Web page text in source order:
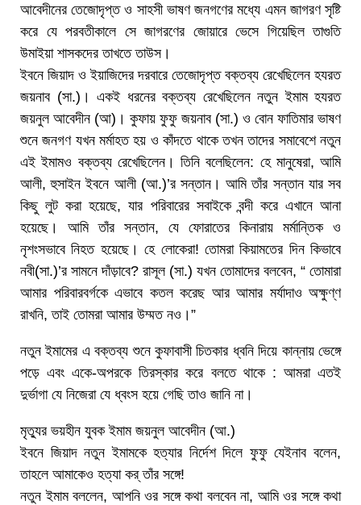
আবেদীনের তেজোদৃপ্ত ও সাহসী ভাষণ জনগণের মধ্যে এমন জাগরণ সৃষ্টি
করে যে পরবতীকালে সে জাগরণের জোয়ারে ভেসে গিয়েছিল তাগুতি
উমাইয়া শাসকদের তাখতে তাউস।
ইবনে জিয়াদ ও ইয়াজিদের দরবারে তেজোদৃপ্ত বক্তব্য রেখেছিলেন হযরত
জয়নাব (সা.)। একই ধরনের বক্তব্য রেখেছিলেন নতুন ইমাম হযরত
জয়নুল আবেদীন (আ)। কুফায় ফুফু জয়নাব (সা.) ও বোন ফাতিমার ভাষণ
শুনে জনগণ যখন মর্মাহত হয় ও কাঁদতে থাকে তখন তাদের সমাবেশে নতুন
এই ইমামও বক্তব্য রেখেছিলেন। তিনি বলেছিলেন: হে মানুষেরা, আমি
আলী, হুসাইন ইবনে আলী (আ.)’র সন্তান। আমি তাঁর সন্তান যার সব
কিছু লুট করা হয়েছে, যার পরিবারের সবাইকে বন্দী করে এখানে আনা
হয়েছে। আমি তাঁর সন্তান, যে ফোরাতের কিনারায় মর্মান্তিক ও
নৃশংসভাবে নিহত হয়েছে। হে লোকেরা! তোমরা কিয়ামতের দিন কিভাবে
নবী(সা.)’র সামনে দাঁড়াবে? রাসূল (সা.) যখন তোমাদের বলবেন, “ তোমারা
আমার পরিবারবর্গকে এভাবে কতল করেছ আর আমার মর্যাদাও অক্ষুণ্ণ
রাখনি, তাই তোমরা আমার উম্মত নও।”
নতুন ইমামের এ বক্তব্য শুনে কুফাবাসী চিতকার ধ্বনি দিয়ে কান্নায় ভেঙ্গে
পড়ে এবং একে-অপরকে তিরস্কার করে বলতে থাকে : আমরা এতই
দুর্ভাগা যে নিজেরা যে ধ্বংস হয়ে গেছি তাও জানি না।
মৃত্যুর ভয়হীন যুবক ইমাম জয়নুল আবেদীন (আ.)
ইবনে জিয়াদ নতুন ইমামকে হত্যার নির্দেশ দিলে ফুফু যেইনাব বলেন,
তাহলে আমাকেও হত্যা কর্ তাঁর সঙ্গে!
নতুন ইমাম বললেন, আপনি ওর সঙ্গে কথা বলবেন না, আমি ওর সঙ্গে কথা